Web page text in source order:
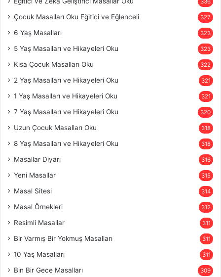
Çocuk Masalları Oku Eğitici ve Eğlenceli 327
6 Yaş Masalları 323
5 Yaş Masalları ve Hikayeleri Oku 323
Kısa Çocuk Masalları Oku 322
2 Yaş Masalları ve Hikayeleri Oku 321
1 Yaş Masalları ve Hikayeleri Oku 321
7 Yaş Masalları ve Hikayeleri Oku 320
Uzun Çocuk Masalları Oku 318
8 Yaş Masalları ve Hikayeleri Oku 318
Masallar Diyarı 316
Yeni Masallar 315
Masal Sitesi 314
Masal Örnekleri 312
Resimli Masallar 311
Bir Varmış Bir Yokmuş Masalları 311
10 Yaş Masalları 311
Bin Bir Gece Masalları 309